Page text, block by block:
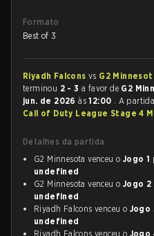
Formato
Best of 3
Riyadh Falcons vs G2
terminou 2 - 3 a favor de G2
jun. de 2026às12:00 . A
Call of Duty League Stage 4
Detalhes da partida
G2 Minnesota venceu o Jogo 1
undefined
G2 Minnesota venceu o Jogo 2
undefined
Riyadh Falcons venceu o Jogo
undefined
Riyadh Falcons venceu o Jogo